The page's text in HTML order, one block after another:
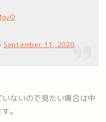
September 11, 2020
ないので見たい場合は中
。